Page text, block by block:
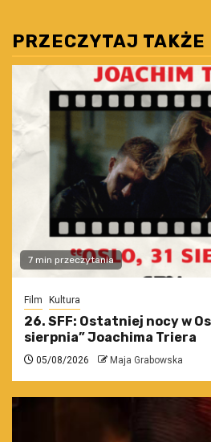
PRZECZYTAJ TAKŻE
7 min przeczytania
Film Kultura
26. SFF: Ostatniej nocy w
sierpnia” Joachima Triera
05/08/2026 Maja Grabowska